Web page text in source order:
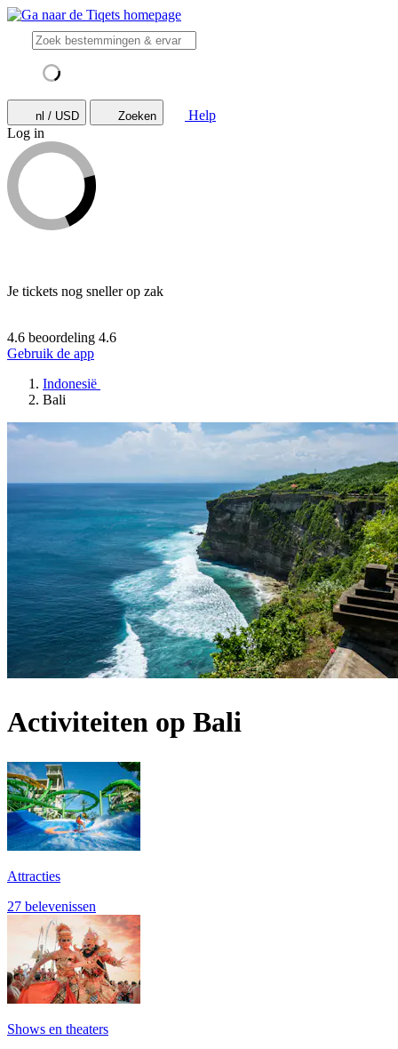
nl / USD Zoeken
Help
Log in
Je tickets nog sneller op zak
4.6 beoordeling 4.6
Gebruik de app
Indonesië
Bali
Activiteiten op Bali
Attracties
27 belevenissen
Shows en theaters